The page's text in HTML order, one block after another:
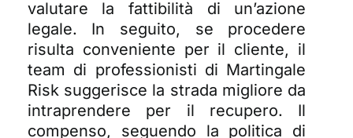
valutare la fattibilità di un’azione
legale. In seguito, se procedere
risulta conveniente per il cliente, il
team di professionisti di Martingale
Risk suggerisce la strada migliore da
intraprendere per il recupero. Il
compenso, seguendo la politica di